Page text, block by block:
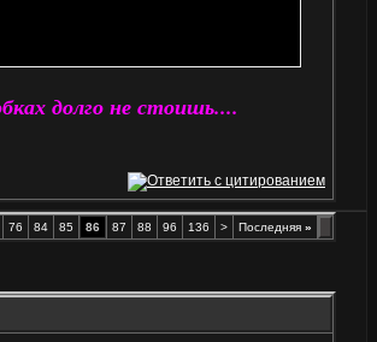
долго не стоишь....
76 84 85 86 87 88 96 136 > Последняя »